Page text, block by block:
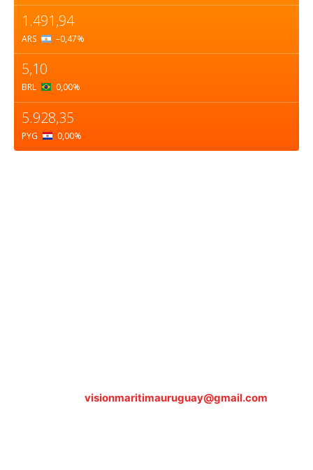
1.491,94
ARS –0,47%
5,10
BRL 0,00%
5.928,35
PYG 0,00%
visionmaritimauruguay@gmail.com